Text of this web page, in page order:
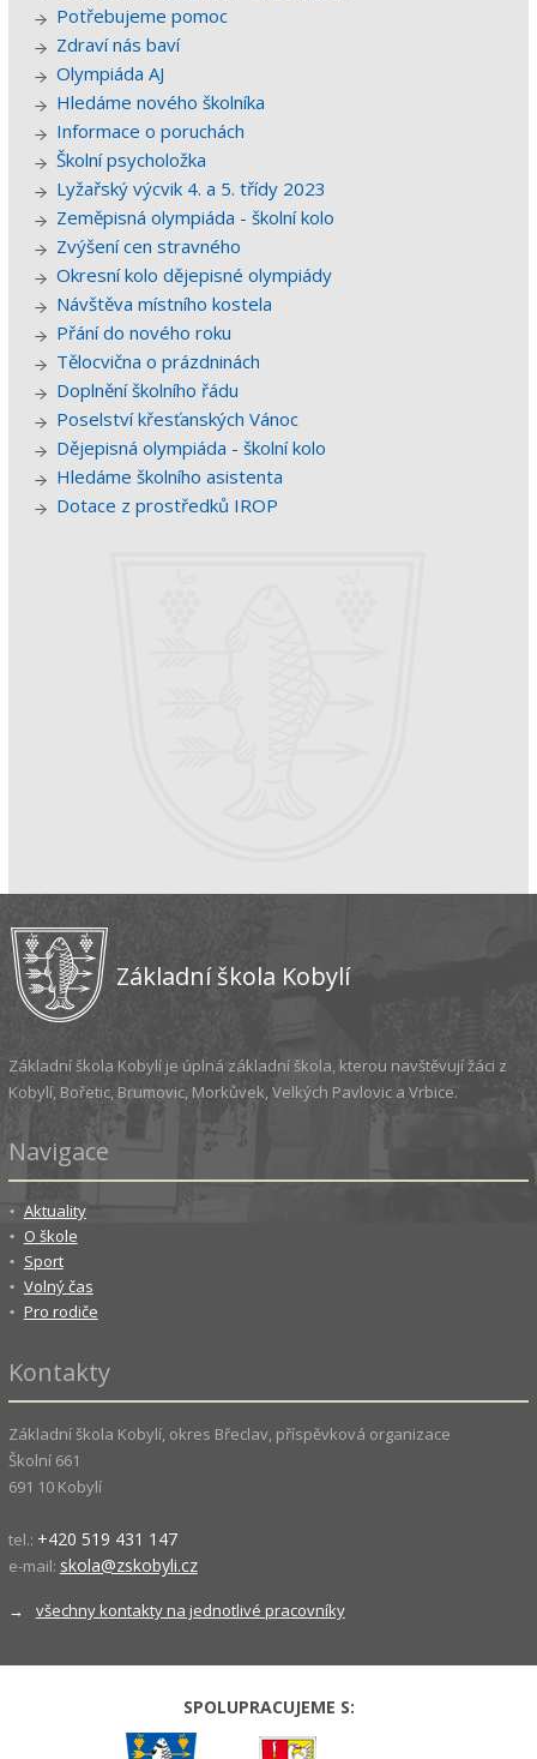
Potřebujeme pomoc
Zdraví nás baví
Olympiáda AJ
Hledáme nového školníka
Informace o poruchách
Školní psycholožka
Lyžařský výcvik 4. a 5. třídy 2023
Zeměpisná olympiáda - školní kolo
Zvýšení cen stravného
Okresní kolo dějepisné olympiády
Návštěva místního kostela
Přání do nového roku
Tělocvična o prázdninách
Doplnění školního řádu
Poselství křesťanských Vánoc
Dějepisná olympiáda - školní kolo
Hledáme školního asistenta
Dotace z prostředků IROP
Základní škola Kobylí
Základní škola Kobylí je úplná základní škola, kterou navštěvují žáci z
Kobylí, Bořetic, Brumovic, Morkůvek, Velkých Pavlovic a Vrbice.
Navigace
Aktuality
O škole
Sport
Volný čas
Pro rodiče
Kontakty
Základní škola Kobylí, okres Břeclav, příspěvková organizace
Školní 661
691 10 Kobylí
tel.: +420 519 431 147
e-mail: skola@zskobyli.cz
→ všechny kontakty na jednotlivé pracovníky
SPOLUPRACUJEME S: